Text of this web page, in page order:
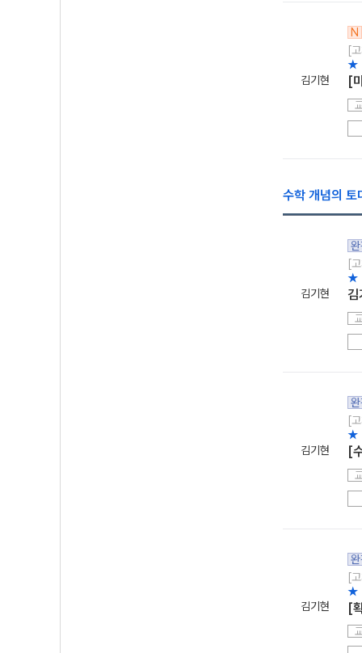
김기현
N
[
★
[
수학 개념의
김기현
[
★
김
김기현
[
★
[
김기현
[
★
[